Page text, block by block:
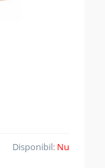
Disponibil: Nu